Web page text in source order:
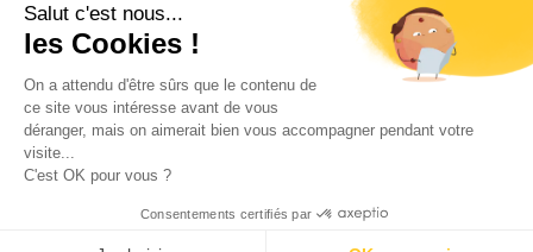
AEF info
Novethic
PRODURABLE
Inclusiv Day
Données personnelles Mentions légales 2025-2026 Tout droits réservés
Salut c'est nous...
les Cookies !
On a attendu d'être sûrs que le contenu de
ce site vous intéresse avant de vous
déranger, mais on aimerait bien vous accompagner pendant votre
visite...
C'est OK pour vous ?
Consentements certifiés par